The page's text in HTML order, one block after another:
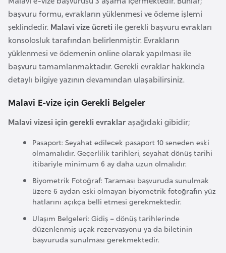
başvuru formu, evrakların yüklenmesi ve ödeme işlemi
şeklindedir. Malavi vize ücreti ile gerekli başvuru evrakları
konsolosluk tarafından belirlenmiştir. Evrakların
yüklenmesi ve ödemenin online olarak yapılması ile
başvuru tamamlanmaktadır. Gerekli evraklar hakkında
detaylı bilgiye yazının devamından ulaşabilirsiniz.
Malavi E-vize için Gerekli Belgeler
Malavi vizesi için gerekli evraklar aşağıdaki gibidir;
Pasaport: Seyahat edilecek pasaport 10 seneden eski
olmamalıdır. Geçerlilik tarihleri, seyahat dönüş tarihi
itibariyle minimum 6 ay daha uzun olmalıdır.
Biyometrik Fotoğraf: Taraması başvuruda sunulmak
üzere 6 aydan eski olmayan biyometrik fotoğrafın yüz
hatlarını açıkça belli etmesi gerekmektedir.
Ulaşım Belgeleri: Gidiş – dönüş tarihlerinde
düzenlenmiş uçak rezervasyonu ya da biletinin
başvuruda sunulması gerekmektedir.
i
n
B
o
s
n
a
e